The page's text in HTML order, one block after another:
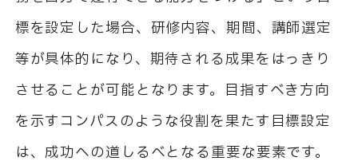
標を設定した場合、研修内容、期間、講師選定
等が具体的になり、期待される成果をはっきり
させることが可能となります。目指すべき方向
を示すコンパスのような役割を果たす目標設定
は、成功への道しるべとなる重要な要素です。